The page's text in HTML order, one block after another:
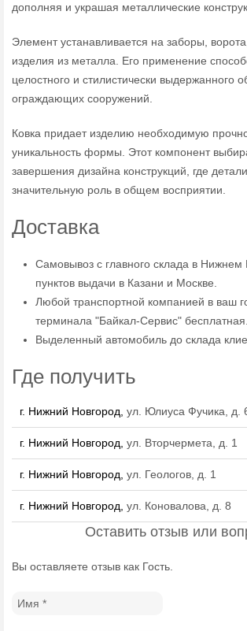
дополняя и украшая металлические
Элемент устанавливается на заборы,
изделия из металла. Его применение
целостного и стилистически выдержанного
ограждающих сооружений.
Ковка придает изделию необходимую
уникальность формы. Этот компонент
завершения дизайна конструкций, где
значительную роль в общем восприятии.
Доставка
Самовывоз с главного склада в Нижнем
пунктов выдачи в Казани и Москве.
Любой транспортной компанией в ваш
терминала "Байкал-Сервис" бесплатная.
Выделенный автомобиль до склада
Где получить
г. Нижний Новгород, ул. Юлиуса Фучика, д.
г. Нижний Новгород, ул. Вторчермета, д. 1
г. Нижний Новгород, ул. Геологов, д. 1
г. Нижний Новгород, ул. Коновалова, д. 8
Оставить отзыв или
Вы оставляете отзыв как Гость.